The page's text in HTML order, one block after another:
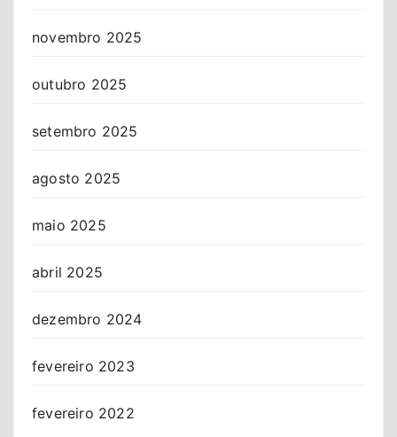
novembro 2025
outubro 2025
setembro 2025
agosto 2025
maio 2025
abril 2025
dezembro 2024
fevereiro 2023
fevereiro 2022